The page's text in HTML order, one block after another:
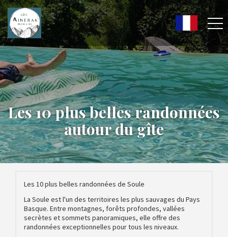
Les 10 plus belles randonnées
autour du gîte
Les 10 plus belles randonnées de Soule
La Soule est l'un des territoires les plus sauvages du Pays
Basque. Entre montagnes, forêts profondes, vallées
secrètes et sommets panoramiques, elle offre des
randonnées exceptionnelles pour tous les niveaux.